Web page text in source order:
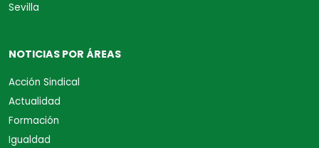
Sevilla
NOTICIAS POR ÁREAS
Acción Sindical
Actualidad
Formación
Igualdad